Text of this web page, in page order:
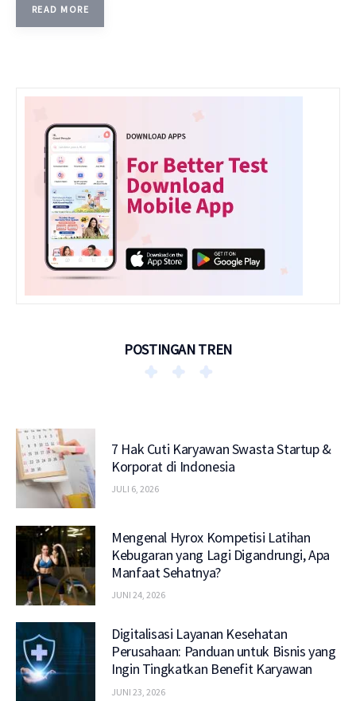
READ MORE
POSTINGAN TREN
7 Hak Cuti Karyawan Swasta Startup &
Korporat di Indonesia
JULI 6, 2026
Mengenal Hyrox Kompetisi Latihan
Kebugaran yang Lagi Digandrungi, Apa
Manfaat Sehatnya?
JUNI 24, 2026
Digitalisasi Layanan Kesehatan
Perusahaan: Panduan untuk Bisnis yang
Ingin Tingkatkan Benefit Karyawan
JUNI 23, 2026